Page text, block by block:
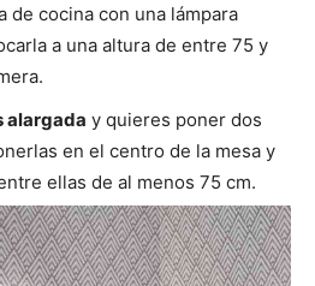
de cocina con una lámpara
a una altura de entre 75 y
alargada y quieres poner dos
en el centro de la mesa y
ellas de al menos 75 cm.